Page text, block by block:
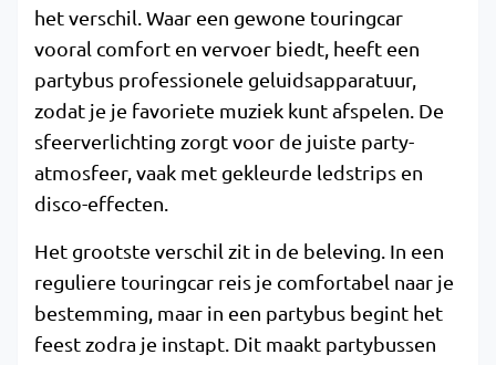
het verschil. Waar een gewone touringcar
vooral comfort en vervoer biedt, heeft een
partybus professionele geluidsapparatuur,
zodat je je favoriete muziek kunt afspelen. De
sfeerverlichting zorgt voor de juiste party-
atmosfeer, vaak met gekleurde ledstrips en
disco-effecten.
Het grootste verschil zit in de beleving. In een
reguliere touringcar reis je comfortabel naar je
bestemming, maar in een partybus begint het
feest zodra je instapt. Dit maakt partybussen